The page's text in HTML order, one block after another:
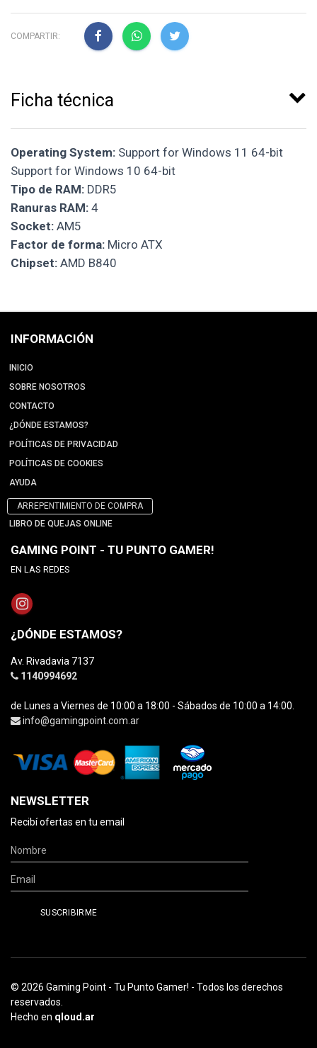
COMPARTIR:
Ficha técnica
Operating System: Support for Windows 11 64-bit
Support for Windows 10 64-bit
Tipo de RAM: DDR5
Ranuras RAM: 4
Socket: AM5
Factor de forma: Micro ATX
Chipset: AMD B840
INFORMACIÓN
INICIO
SOBRE NOSOTROS
CONTACTO
¿DÓNDE ESTAMOS?
POLÍTICAS DE PRIVACIDAD
POLÍTICAS DE COOKIES
AYUDA
ARREPENTIMIENTO DE COMPRA
LIBRO DE QUEJAS ONLINE
GAMING POINT - TU PUNTO GAMER!
EN LAS REDES
¿DÓNDE ESTAMOS?
Av. Rivadavia 7137
1140994692
de Lunes a Viernes de 10:00 a 18:00 - Sábados de 10:00 a 14:00.
info@gamingpoint.com.ar
NEWSLETTER
Recibí ofertas en tu email
© 2026 Gaming Point - Tu Punto Gamer! - Todos los derechos
reservados.
Hecho en qloud.ar